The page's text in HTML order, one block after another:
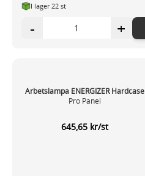
I lager 22 st
- +
Arbetslampa ENERGIZER Hardcase
Pro Panel
645,65 kr/st